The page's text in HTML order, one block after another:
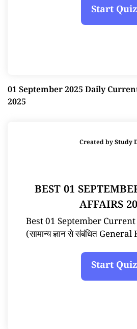
01 September 2025 Daily
2025
Created byStudy
BEST 01
AFFAIRS
Best 01 September
(सामान्य ज्ञान से संबंधित